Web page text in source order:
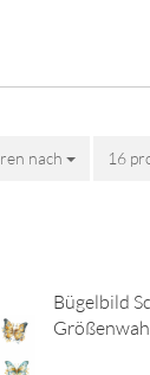
nach
nach 16
pro
Bügelbild